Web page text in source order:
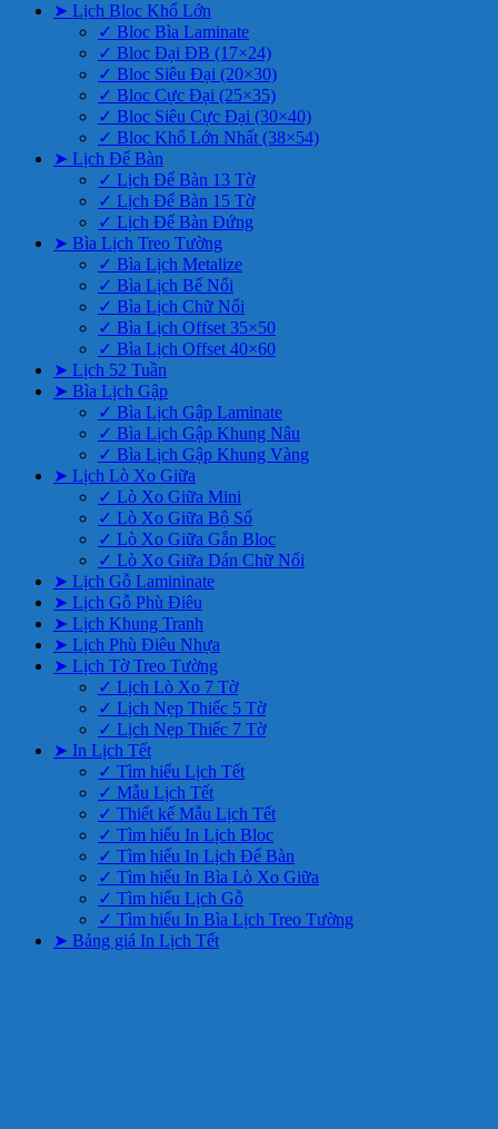
➤ Lịch Bloc Khổ Lớn
✓ Bloc Bìa Laminate
✓ Bloc Đại ĐB (17×24)
✓ Bloc Siêu Đại (20×30)
✓ Bloc Cực Đại (25×35)
✓ Bloc Siêu Cực Đại (30×40)
✓ Bloc Khổ Lớn Nhất (38×54)
➤ Lịch Để Bàn
✓ Lịch Để Bàn 13 Tờ
✓ Lịch Để Bàn 15 Tờ
✓ Lịch Để Bàn Đứng
➤ Bìa Lịch Treo Tường
✓ Bìa Lịch Metalize
✓ Bìa Lịch Bế Nổi
✓ Bìa Lịch Chữ Nổi
✓ Bìa Lịch Offset 35×50
✓ Bìa Lịch Offset 40×60
➤ Lịch 52 Tuần
➤ Bìa Lịch Gập
✓ Bìa Lịch Gập Laminate
✓ Bìa Lịch Gập Khung Nâu
✓ Bìa Lịch Gập Khung Vàng
➤ Lịch Lò Xo Giữa
✓ Lò Xo Giữa Mini
✓ Lò Xo Giữa Bộ Số
✓ Lò Xo Giữa Gắn Bloc
✓ Lò Xo Giữa Dán Chữ Nổi
➤ Lịch Gỗ Lamininate
➤ Lịch Gỗ Phù Điêu
➤ Lịch Khung Tranh
➤ Lịch Phù Điêu Nhựa
➤ Lịch Tờ Treo Tường
✓ Lịch Lò Xo 7 Tờ
✓ Lịch Nẹp Thiếc 5 Tờ
✓ Lịch Nẹp Thiếc 7 Tờ
➤ In Lịch Tết
✓ Tìm hiểu Lịch Tết
✓ Mẫu Lịch Tết
✓ Thiết kế Mẫu Lịch Tết
✓ Tìm hiểu In Lịch Bloc
✓ Tìm hiểu In Lịch Để Bàn
✓ Tìm hiểu In Bìa Lò Xo Giữa
✓ Tìm hiểu Lịch Gỗ
✓ Tìm hiểu In Bìa Lịch Treo Tường
➤ Bảng giá In Lịch Tết